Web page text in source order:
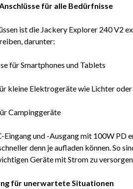
für alle Bedürfnisse
ist die Jackery Explorer 240 V2
darunter:
für Smartphones und Tablets
kleine Elektrogeräte wie Lichter
Campinggeräte
Eingang und -Ausgang mit 100W PD
denn je aufladen können. So
Geräte mit Strom zu versorgen.
für unerwartete Situationen